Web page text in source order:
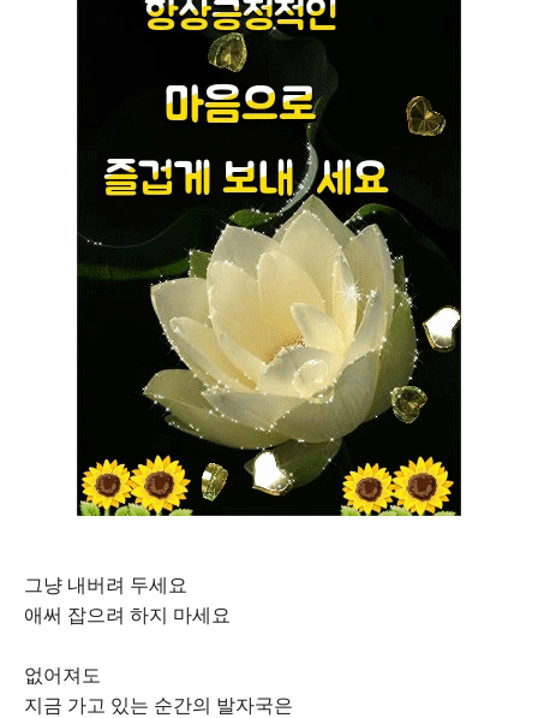
그냥 내버려 두세요
애써 잡으려 하지 마세요
없어져도
지금 가고 있는 순간의 발자국은